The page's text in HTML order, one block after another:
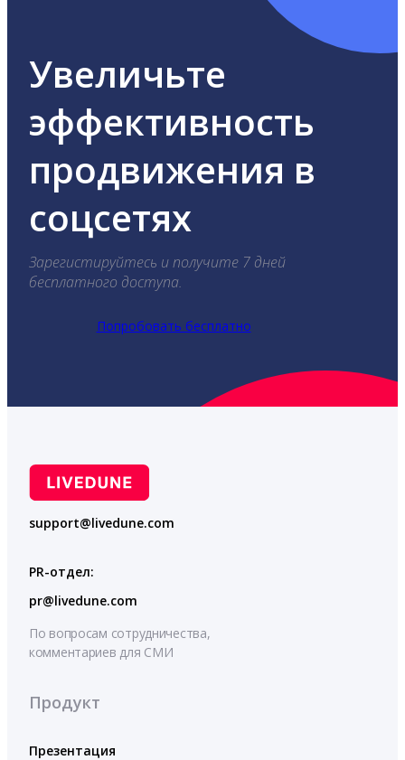
Увеличьте
эффективность
продвижения в
соцсетях
Зарегистируйтесь и получите 7 дней
бесплатного доступа.
Попробовать бесплатно
support@livedune.com
PR-отдел:
pr@livedune.com
По вопросам сотрудничества,
комментариев для СМИ
Продукт
Презентация